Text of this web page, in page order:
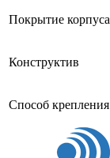
Покрытие корпуса
Конструктив
Способ крепления